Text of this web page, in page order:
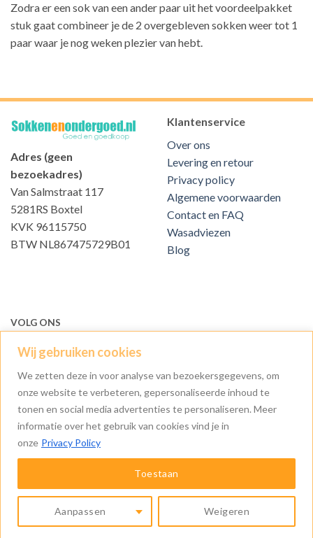
Wij gebruiken cookies
We zetten deze in voor analyse van bezoekersgegevens, om
onze website te verbeteren, gepersonaliseerde inhoud te
tonen en social media advertenties te personaliseren. Meer
informatie over het gebruik van cookies vind je in
onze Privacy Policy
Aanpassen Weigeren
Toestaan
Zodra er een sok van een ander paar uit het voordeelpakket
stuk gaat combineer je de 2 overgebleven sokken weer tot 1
paar waar je nog weken plezier van hebt.
Adres (geen
bezoekadres)
Van Salmstraat 117
5281RS Boxtel
KVK 96115750
BTW NL867475729B01
Klantenservice
Over ons
Levering en retour
Privacy policy
Algemene voorwaarden
Contact en FAQ
Wasadviezen
Blog
VOLG ONS
IDeal Visa
Klarna
CONTACT EN FAQ ALGEMENE VOORWAARDEN MIJN ACCOUNT
Copyright 2026 © Sokkenenondergoed.nl